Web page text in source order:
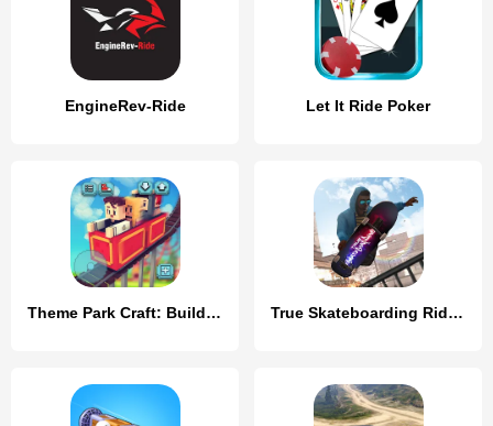
EngineRev-Ride Let It Ride Poker
Theme Park Craft: Build & Ride True Skateboarding Ride Style